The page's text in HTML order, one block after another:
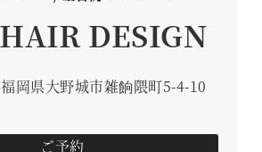
DESIGN
岡県大野城市雑餉隈町5-4-10
ご予約